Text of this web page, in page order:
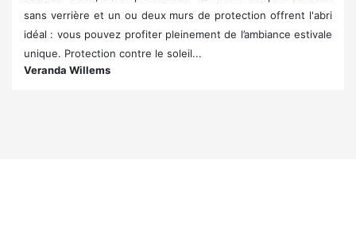
sans verrière et un ou deux murs de protection offrent l'abri
idéal : vous pouvez profiter pleinement de l’ambiance estivale
unique. Protection contre le soleil...
Veranda Willems